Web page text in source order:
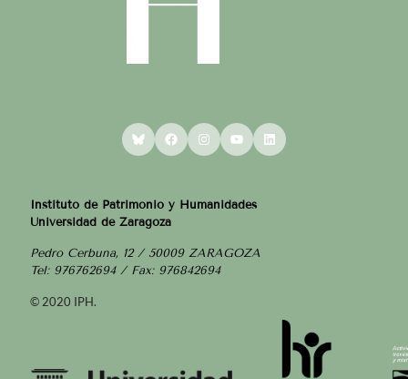
BlueskyFacebookInstagram
YouTubeLinkedIn
Instituto de Patrimonio y Humanidades
Universidad de Zaragoza
Pedro Cerbuna, 12 / 50009 ZARAGOZA
Tel: 976762694 / Fax: 976842694
© 2020 IPH.